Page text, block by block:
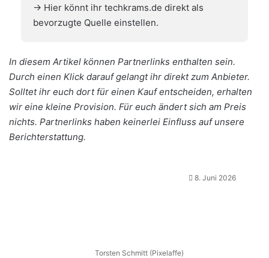
→ Hier könnt ihr techkrams.de direkt als
bevorzugte Quelle einstellen.
In diesem Artikel können Partnerlinks enthalten sein.
Durch einen Klick darauf gelangt ihr direkt zum Anbieter.
Solltet ihr euch dort für einen Kauf entscheiden, erhalten
wir eine kleine Provision. Für euch ändert sich am Preis
nichts. Partnerlinks haben keinerlei Einfluss auf unsere
Berichterstattung.
Torsten Schmitt (Pixelaffe)
8. Juni 2026